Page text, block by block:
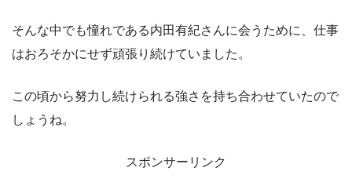
そんな中でも憧れである内田有紀さんに会うために、仕事
はおろそかにせず頑張り続けていました。
この頃から努力し続けられる強さを持ち合わせていたので
しょうね。
スポンサーリンク